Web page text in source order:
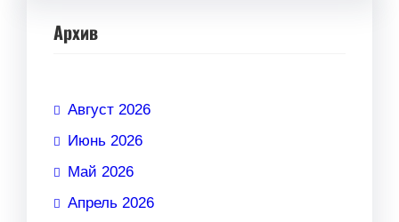
Архив
Август 2026
Июнь 2026
Май 2026
Апрель 2026